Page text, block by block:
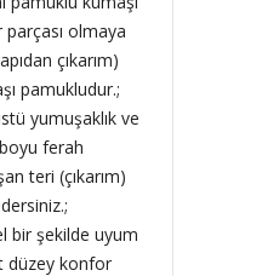
olmaya
çıkarım)
pamukludur.;
yumuşaklık ve
ferah
teri (çıkarım)
bir şekilde uyum
düzey konfor